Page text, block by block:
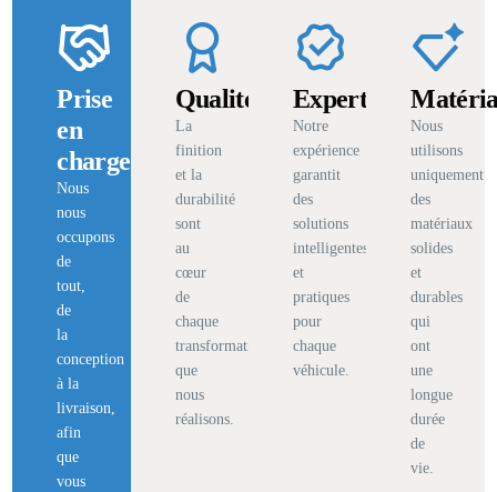
Prise
en
charge
Nous
nous
occupons
de
tout,
de
la
conception
à la
livraison,
afin
que
vous
Qualité
La
finition
et la
durabilité
sont
au
cœur
de
chaque
transformation
que
nous
réalisons.
Expertise
Notre
expérience
garantit
des
solutions
intelligentes
et
pratiques
pour
chaque
véhicule.
Nous
utilisons
uniquement
des
matériaux
solides
et
durables
qui
ont
une
longue
durée
de
vie.